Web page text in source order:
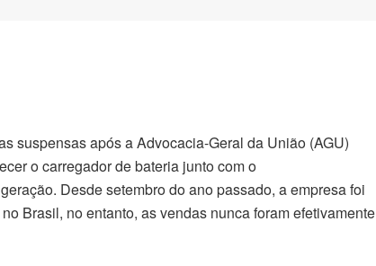
suspensas após a Advocacia-Geral da União (AGU)
o carregador de bateria junto com o
Desde setembro do ano passado, a empresa foi
Brasil, no entanto, as vendas nunca foram efetivamente